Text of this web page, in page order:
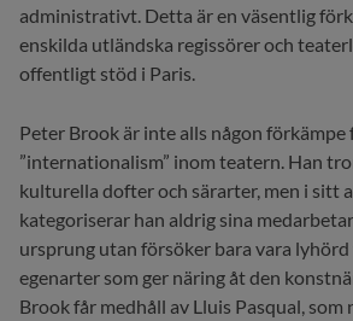
administrativt. Detta är en väsentlig
enskilda utländska regissörer och
offentligt stöd i Paris.
Peter Brook är inte alls någon förkämpe
”internationalism” inom teatern. Han
kulturella dofter och särarter, men i sitt
kategoriserar han aldrig sina
ursprung utan försöker bara vara
egenarter som ger näring åt den
Brook får medhåll av Lluis Pasqual, som